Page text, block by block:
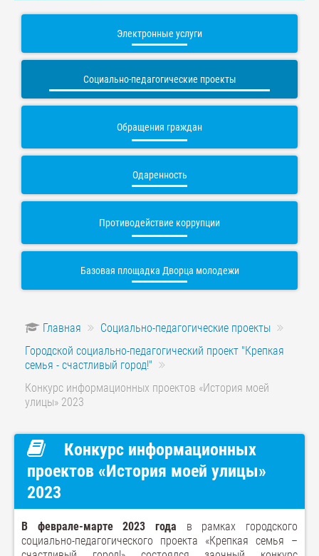
Электронные услуги
Социально-педагогические проекты
Обращения граждан
Одаренность
Противодействие коррупции
Базовая площадка Дворца молодежи
Главная
Социально-педагогические проекты
Городской социально-педагогический проект "Крепкая
семья - счастливый город!"
Конкурс информационных проектов «История моей
улицы» 2023
Конкурс информационных
проектов «История моей улицы»
2023
В феврале-марте 2023 года в рамках городского
социально-педагогического проекта «Крепкая семья –